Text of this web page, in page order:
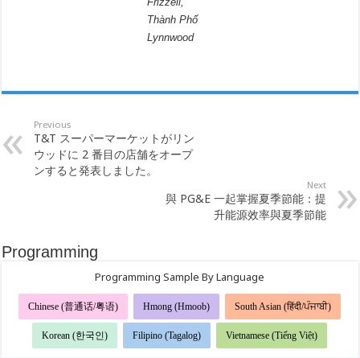
Thành Phố
Lynnwood
Previous
T&T スーパーマーケットがリン
ウッドに 2 番目の店舗をオープ
ンすると発表しました。
Next
與 PG&E 一起掌握夏季節能：提
升能源效率與夏季節能
Programming
Programming Sample By Language
Chinese (普通话/粤语) Hmong (Hmoob) South Asian (हिंदी/ਪੰਜਾਬੀ)
Korean (한국인) Filipino (Tagalog) Vietnamese (Tiếng Việt)